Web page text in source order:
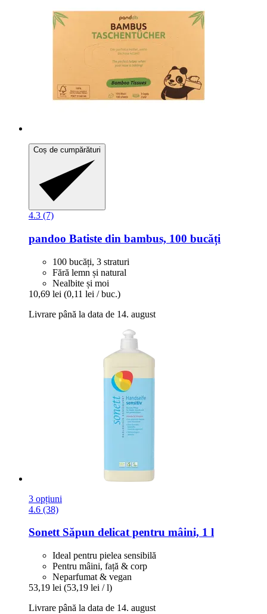
Coș de cumpărături
4.3 (7)
pandoo Batiste din bambus, 100 bucăți
100 bucăți, 3 straturi
Fără lemn și natural
Nealbite și moi
10,69 lei (0,11 lei / buc.)
Livrare până la data de 14. august
3 opțiuni
4.6 (38)
SonettSăpun delicat pentru mâini, 1 l
Ideal pentru pielea sensibilă
Pentru mâini, față & corp
Neparfumat & vegan
53,19 lei (53,19 lei / l)
Livrare până la data de 14. august